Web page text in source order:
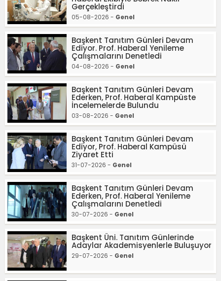
Gerçekleştirdi
05-08-2026 - Genel
Başkent Tanıtım Günleri Devam
Ediyor. Prof. Haberal Yenileme
Çalışmalarını Denetledi
04-08-2026 - Genel
Başkent Tanıtım Günleri Devam
Ederken, Prof. Haberal Kampüste
İncelemelerde Bulundu
03-08-2026 - Genel
Başkent Tanıtım Günleri Devam
Ediyor, Prof. Haberal Kampüsü
Ziyaret Etti
31-07-2026 - Genel
Başkent Tanıtım Günleri Devam
Ederken, Prof. Haberal Yenileme
Çalışmalarını Denetledi
30-07-2026 - Genel
Başkent Üni. Tanıtım Günlerinde
Adaylar Akademisyenlerle Buluşuyor
29-07-2026 - Genel